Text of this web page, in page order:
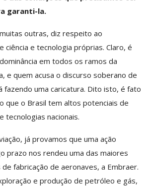
garanti-la.
outras, diz respeito ao
ciência e tecnologia próprias. Claro, é
em todos os ramos da
e quem acusa o discurso soberano de
uma caricatura. Dito isto, é fato
que o Brasil tem altos potenciais de
tecnologias nacionais.
já provamos que uma ação
prazo nos rendeu uma das maiores
fabricação de aeronaves, a Embraer.
e produção de petróleo e gás,